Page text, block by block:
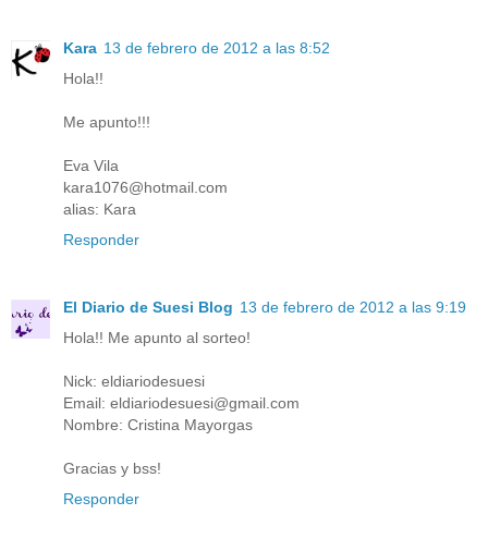
Kara 13 de febrero de 2012 a las 8:52
Hola!!
Me apunto!!!
Eva Vila
kara1076@hotmail.com
alias: Kara
Responder
El Diario de Suesi Blog 13 de febrero de 2012 a las 9:19
Hola!! Me apunto al sorteo!
Nick: eldiariodesuesi
Email: eldiariodesuesi@gmail.com
Nombre: Cristina Mayorgas
Gracias y bss!
Responder